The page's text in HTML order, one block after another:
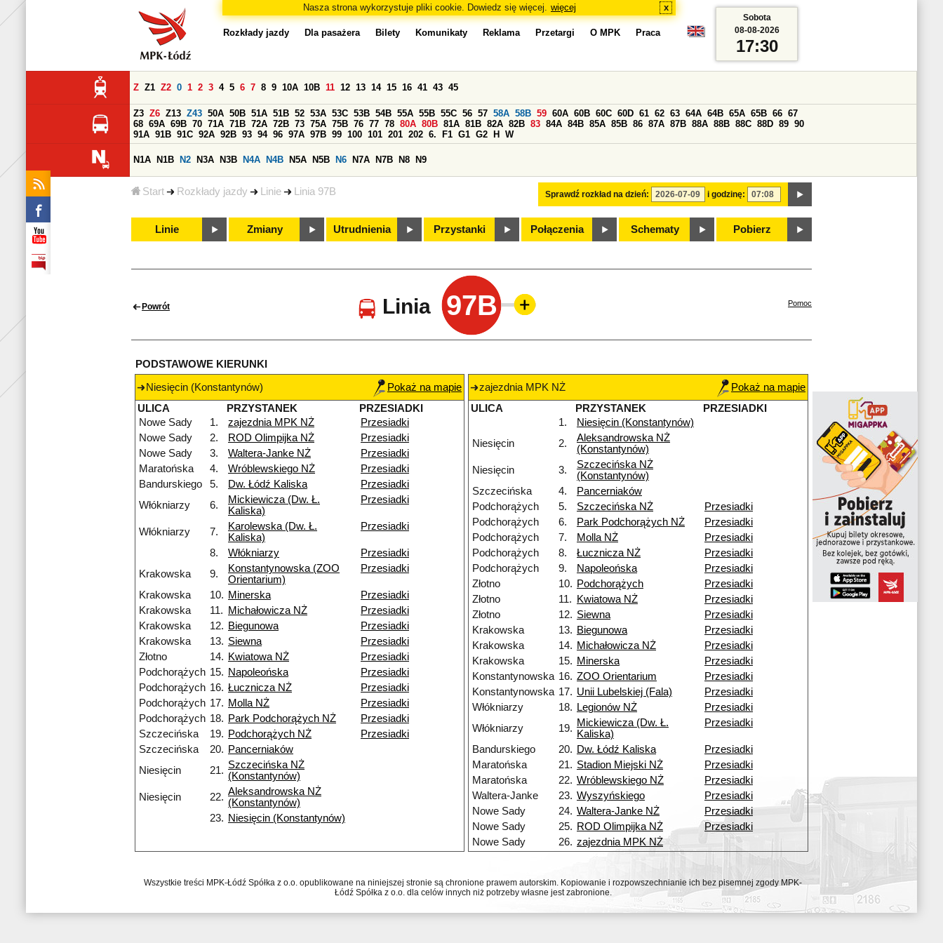
Nasza strona wykorzystuje pliki cookie. Dowiedz się więcej. więcej x
Start Rozkłady jazdy Linie Linia 97B
Rozkłady jazdy Dla pasażera Bilety Komunikaty Reklama Przetargi O MPK Praca
Sprawdź rozkład na dzień: i godzinę:
Z Z1 Z2 0 1 2 3 4 5 6 7 8 9 10A 10B 11 12 13 14 15 16 41 43 45
Z3 Z6 Z13 Z43 50A 50B 51A 51B 52 53A 53C 53B 54B 55A 55B 55C 56 57 58A 58B 59 60A 60B 60C 60D 61 62 63 64A 64B 65A 65B 66 67
68 69A 69B 70 71A 71B 72A 72B 73 75A 75B 76 77 78 80A 80B 81A 81B 82A 82B 83 84A 84B 85A 85B 86 87A 87B 88A 88B 88C 88D 89 90
91A 91B 91C 92A 92B 93 94 96 97A 97B 99 100 101 201 202 6. F1 G1 G2 H W
N1A N1B N2 N3A N3B N4A N4B N5A N5B N6 N7A N7B N8 N9
Linie Zmiany Utrudnienia Przystanki Połączenia Schematy Pobierz
Sobota
08-08-2026
17:30
Powrót Linia 97B Pomoc
PODSTAWOWE KIERUNKI
Niesięcin (Konstantynów)
Pokaż na mapie
ULICA
PRZYSTANEK
PRZESIADKI
Nowe Sady
1. zajezdnia MPK NŻ
Przesiadki
Nowe Sady
2. ROD Olimpijka NŻ
Przesiadki
Nowe Sady
3. Waltera-Janke NŻ
Przesiadki
Maratońska
4. Wróblewskiego NŻ
Przesiadki
Bandurskiego
5. Dw. Łódź Kaliska
Przesiadki
Włókniarzy
6.
Mickiewicza (Dw. Ł.
Kaliska)
Przesiadki
Włókniarzy 7.
Karolewska (Dw. Ł.
Kaliska)
Przesiadki
8. Włókniarzy
Przesiadki
Krakowska
9.
Konstantynowska (ZOO
Orientarium)
Przesiadki
Krakowska 10. Minerska
Przesiadki
Krakowska
11. Michałowicza NŻ
Przesiadki
Krakowska
12. Biegunowa
Przesiadki
Krakowska
13. Siewna
Przesiadki
Złotno
14. Kwiatowa NŻ
Przesiadki
Podchorążych 15. Napoleońska
Przesiadki
Podchorążych 16. Łucznicza NŻ
Przesiadki
Podchorążych 17. Molla NŻ
Przesiadki
Podchorążych 18. Park Podchorążych NŻ
Przesiadki
Szczecińska
19. Podchorążych NŻ
Przesiadki
Szczecińska
20. Pancerniaków
Niesięcin
21. Szczecińska NŻ
(Konstantynów)
Niesięcin
22. Aleksandrowska NŻ
(Konstantynów)
23. Niesięcin (Konstantynów)
zajezdnia MPK NŻ
Pokaż na mapie
ULICA
PRZYSTANEK
PRZESIADKI
1.
Niesięcin (Konstantynów)
Niesięcin
2.
Aleksandrowska NŻ
(Konstantynów)
Niesięcin
3.
Szczecińska NŻ
(Konstantynów)
Szczecińska
4.
Pancerniaków
Podchorążych
5. Szczecińska NŻ
Przesiadki
Podchorążych
6. Park Podchorążych NŻ
Przesiadki
Podchorążych
7. Molla NŻ
Przesiadki
Podchorążych
8. Łucznicza NŻ
Przesiadki
Podchorążych
9. Napoleońska
Przesiadki
Złotno
10. Podchorążych
Przesiadki
Złotno
11. Kwiatowa NŻ
Przesiadki
Złotno
12. Siewna
Przesiadki
Krakowska
13. Biegunowa
Przesiadki
Krakowska
14. Michałowicza NŻ
Przesiadki
Krakowska
15. Minerska
Przesiadki
Konstantynowska 16. ZOO Orientarium
Przesiadki
Konstantynowska 17. Unii Lubelskiej (Fala)
Przesiadki
Włókniarzy
18. Legionów NŻ
Przesiadki
Włókniarzy
19. Mickiewicza (Dw. Ł.
Kaliska)
Przesiadki
Bandurskiego 20. Dw. Łódź Kaliska
Przesiadki
Maratońska
21. Stadion Miejski NŻ
Przesiadki
Maratońska
22. Wróblewskiego NŻ
Przesiadki
Waltera-Janke
23. Wyszyńskiego
Przesiadki
Nowe Sady
24. Waltera-Janke NŻ
Przesiadki
Nowe Sady
25. ROD Olimpijka NŻ
Przesiadki
Nowe Sady
26. zajezdnia MPK NŻ
Wszystkie treści MPK-Łódź Spółka z o.o. opublikowane na niniejszej stronie są chronione prawem autorskim. Kopiowanie i rozpowszechnianie ich bez pisemnej zgody MPK-
Łódź Spółka z o.o. dla celów innych niż potrzeby własne jest zabronione.